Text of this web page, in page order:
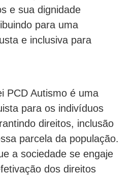
e sua dignidade
para uma
e inclusiva para
PCD Autismo é uma
para os indivíduos
direitos, inclusão
parcela da população.
a sociedade se engaje
dos direitos